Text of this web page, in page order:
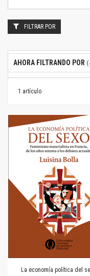
1 artículo
La economía política del
FILTRAR POR
AHORA FILTRANDO POR